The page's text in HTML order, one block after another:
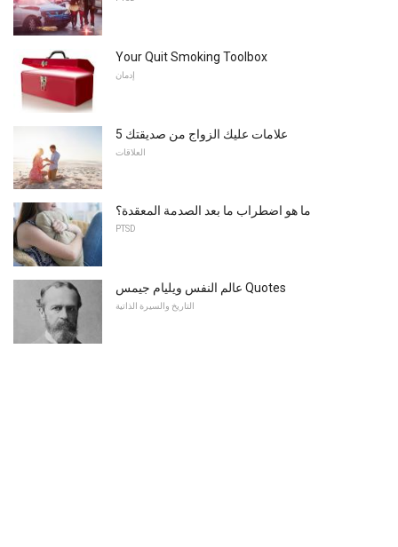
Your Quit Smoking Toolbox
إدمان
5 علامات عليك الزواج من صديقتك
العلاقات
ما هو اضطراب ما بعد الصدمة المعقدة؟
PTSD
عالم النفس ويليام جيمس Quotes
التاريخ والسيرة الذاتية